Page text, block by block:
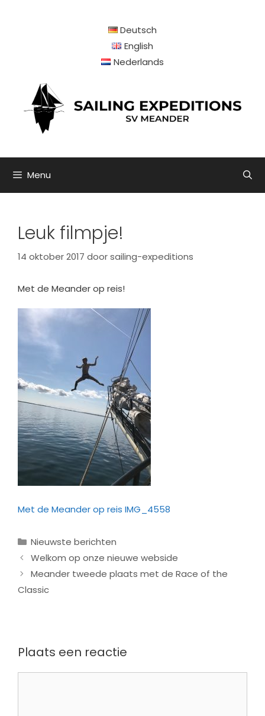
Deutsch
English
Nederlands
Menu
Leuk filmpje!
14 oktober 2017 doorsailing-expeditions
Met de Meander op reis!
Met de Meander op reis IMG_4558
Categorieën
Nieuwste berichten
Welkom op onze nieuwe webside
Meander tweede plaats met de Race of the
Classic
Plaats een reactie